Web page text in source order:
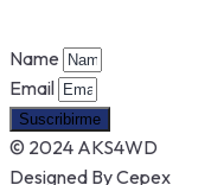
Name
Email
Suscribirme
© 2024 AKS4WD
Designed By Cepex